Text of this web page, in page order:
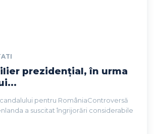
prezidențial, în urma
pentru RomâniaControversă
a suscitat îngrijorări considerabile